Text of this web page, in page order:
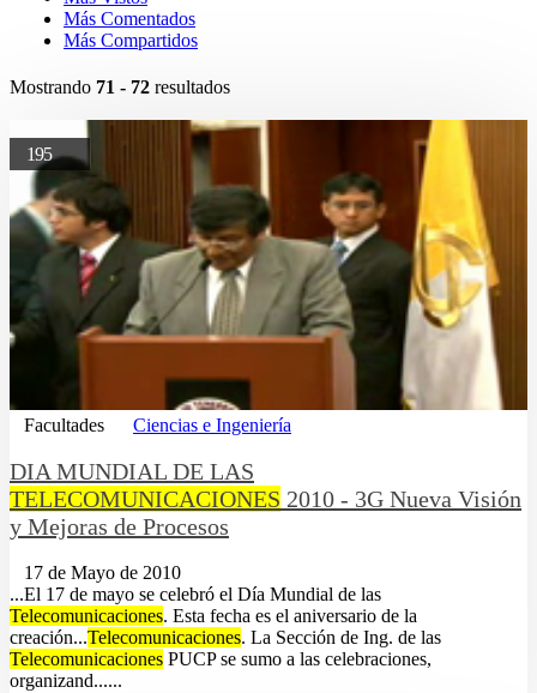
Más Comentados
Más Compartidos
Mostrando 71 - 72 resultados
195
Facultades Ciencias e Ingeniería
DIA MUNDIAL DE LAS
TELECOMUNICACIONES 2010 - 3G Nueva Visión
y Mejoras de Procesos
17 de Mayo de 2010
...El 17 de mayo se celebró el Día Mundial de las
Telecomunicaciones. Esta fecha es el aniversario de la
creación...Telecomunicaciones. La Sección de Ing. de las
Telecomunicaciones PUCP se sumo a las celebraciones,
organizand......